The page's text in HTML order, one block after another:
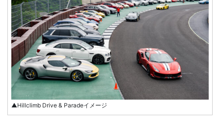
▲Hillclimb Drive & Paradeイメージ